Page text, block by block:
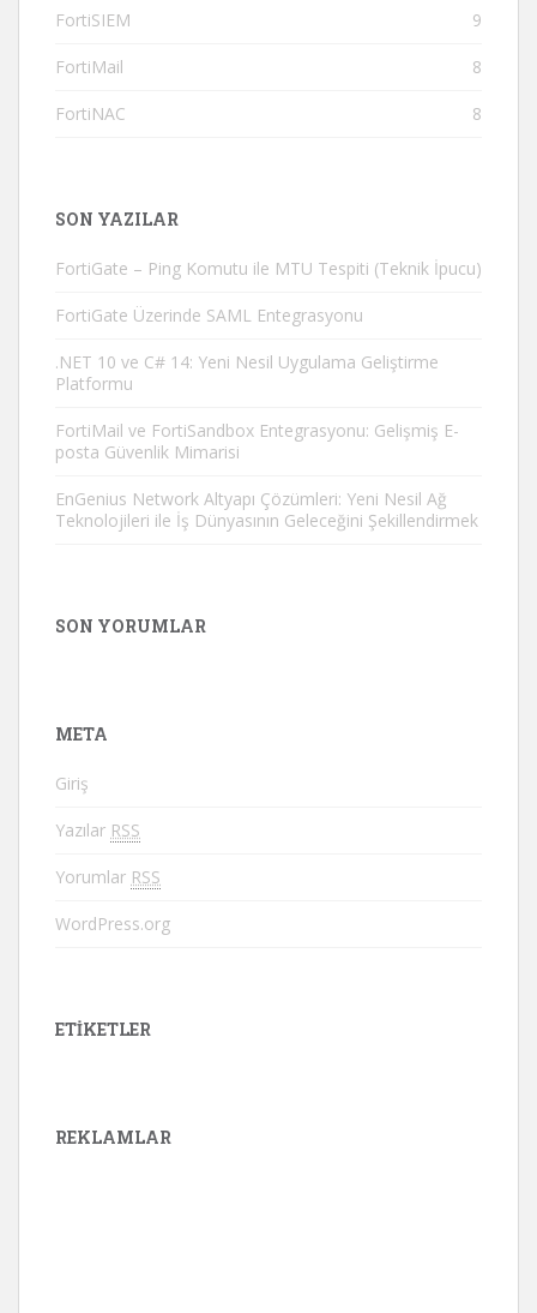
FortiSIEM 9
FortiMail 8
FortiNAC 8
SON YAZILAR
FortiGate – Ping Komutu ile MTU Tespiti (Teknik İpucu)
FortiGate Üzerinde SAML Entegrasyonu
.NET 10 ve C# 14: Yeni Nesil Uygulama Geliştirme
Platformu
FortiMail ve FortiSandbox Entegrasyonu: Gelişmiş E-
posta Güvenlik Mimarisi
EnGenius Network Altyapı Çözümleri: Yeni Nesil Ağ
Teknolojileri ile İş Dünyasının Geleceğini Şekillendirmek
SON YORUMLAR
META
Giriş
Yazılar RSS
Yorumlar RSS
WordPress.org
ETIKETLER
REKLAMLAR